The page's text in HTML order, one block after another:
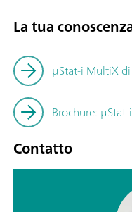
La tua
μStat-i MultiX
Brochure:
Contatto